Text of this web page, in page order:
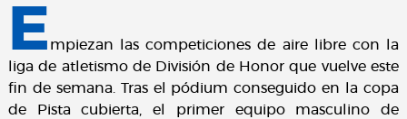
E mpiezan las competiciones de aire libre con la
liga de atletismo de División de Honor que vuelve este
fin de semana. Tras el pódium conseguido en la copa
de Pista cubierta, el primer equipo masculino de